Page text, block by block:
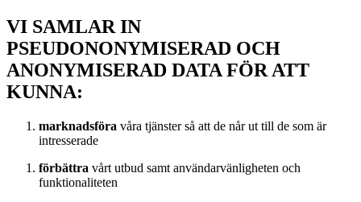
VI SAMLAR IN
PSEUDONONYMISERAD OCH
ANONYMISERAD DATA FÖR ATT
KUNNA:
marknadsföra våra tjänster så att de når ut till de som är
intresserade
förbättra vårt utbud samt användarvänligheten och
funktionaliteten